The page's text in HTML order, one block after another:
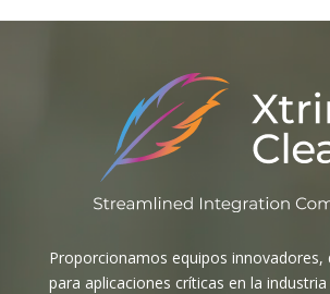
Proporcionamos equipos innovadores,
para aplicaciones críticas en la